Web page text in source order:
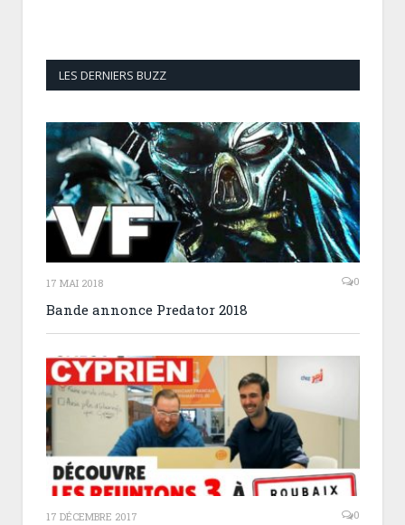
LES DERNIERS BUZZ
17 MAI 2018 0
Bande annonce Predator 2018
17 DÉCEMBRE 2017 0